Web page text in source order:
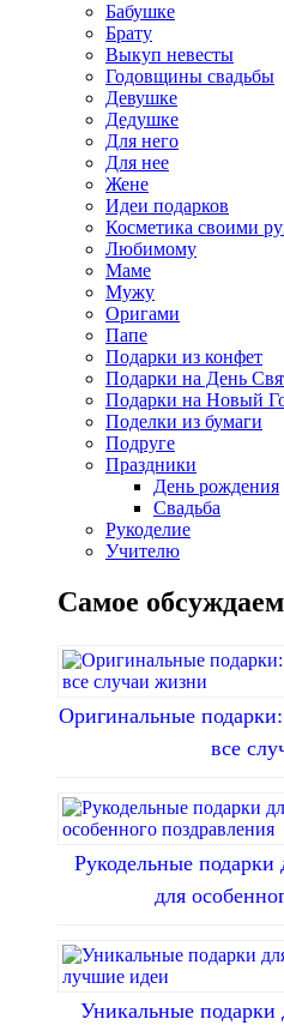
Бабушке
Брату
Выкуп невесты
Годовщины свадьбы
Девушке
Дедушке
Для него
Для нее
Жене
Идеи подарков
Косметика своими
Любимому
Маме
Мужу
Оригами
Папе
Подарки из конфет
Подарки на День
Подарки на Новый
Поделки из бумаги
Подруге
Праздники
День рождения
Свадьба
Рукоделие
Учителю
Самое
Оригинальные
все
Рукодельные
для
Уникальные подарки